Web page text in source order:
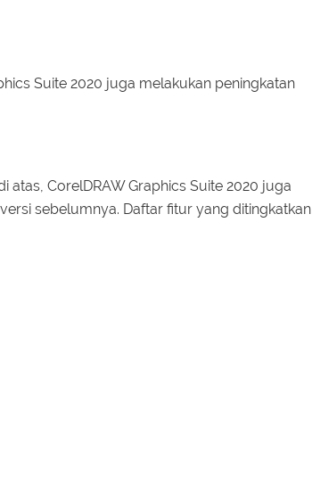
Suite 2020 juga melakukan peningkatan
CorelDRAW Graphics Suite 2020 juga
sebelumnya. Daftar fitur yang ditingkatkan